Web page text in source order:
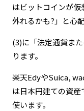
はビットコインが
外れるかも?」と心
(3)に「法定通貨ま
ります。
楽天EdyやSuica,
は日本円建ての資
使います。